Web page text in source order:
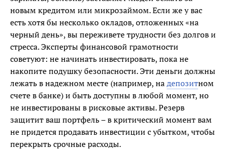
новым кредитом или микрозаймом. Если же у вас
есть хотя бы несколько окладов, отложенных «на
черный день», вы переживете трудности без долгов и
стресса. Эксперты финансовой грамотности
советуют: не начинать инвестировать, пока не
накопите подушку безопасности. Эти деньги должны
лежать в надежном месте (например, надепозитном
счете в банке) и быть доступны в любой момент, но
не инвестированы в рисковые активы. Резерв
защитит ваш портфель – в критический момент вам
не придется продавать инвестиции с убытком, чтобы
перекрыть срочные расходы.